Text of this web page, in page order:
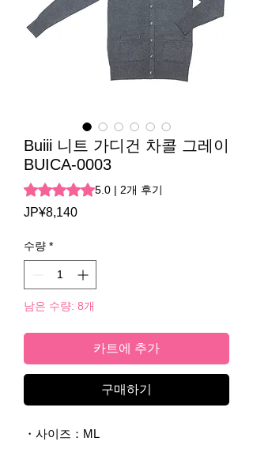
Buiii 니트 가디건 차콜 그레이
BUICA-0003
2개의 후기 기준 5점 만점 중 5.0점
5.0 | 2개 후기
JP¥8,140가
수량 *
남은 수량: 8개
카트에 추가
구매하기
・사이즈：ML